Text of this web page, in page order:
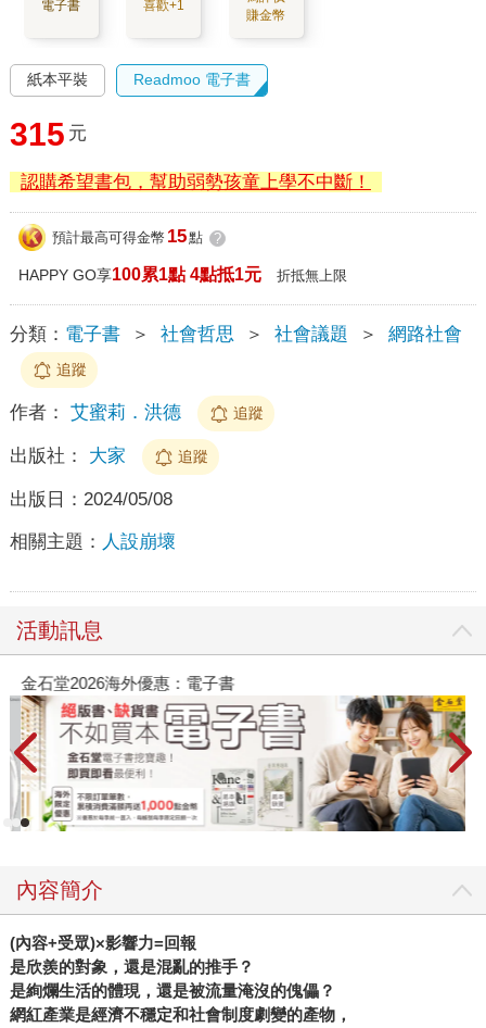
電子書 喜歡+1
賺金幣
紙本平裝 Readmoo 電子書
315 元
認購希望書包，幫助弱勢孩童上學不中斷！
預計最高可得金幣 15點 ?
HAPPY GO享100累1點 4點抵1元 折抵無上限
分類： 電子書 ＞ 社會哲思 ＞ 社會議題 ＞ 網路社會
追蹤
作者： 艾蜜莉．洪德 追蹤
出版社： 大家 追蹤
出版日： 2024/05/08
相關主題： 人設崩壞
活動訊息
金石堂2026海外優惠：電子書
內容簡介
(內容+受眾)×影響力=回報
是欣羨的對象，還是混亂的推手？
是絢爛生活的體現，還是被流量淹沒的傀儡？
網紅產業是經濟不穩定和社會制度劇變的產物，